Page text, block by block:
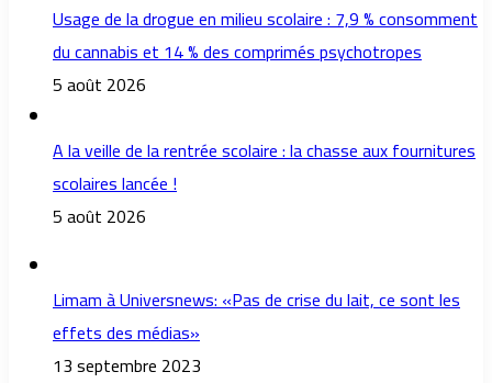
Usage de la drogue en milieu scolaire : 7,9 % consomment
du cannabis et 14 % des comprimés psychotropes
5 août 2026
A la veille de la rentrée scolaire : la chasse aux fournitures
scolaires lancée !
5 août 2026
Limam à Universnews: «Pas de crise du lait, ce sont les
effets des médias»
13 septembre 2023